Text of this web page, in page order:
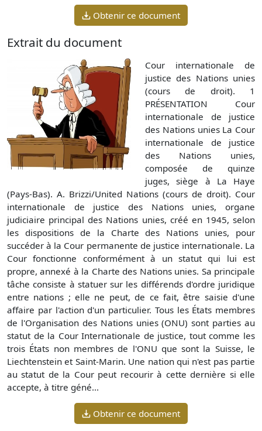
Obtenir ce document
Extrait du document
Cour internationale de
justice des Nations unies
(cours de droit). 1
PRÉSENTATION Cour
internationale de justice
des Nations unies La Cour
internationale de justice
des Nations unies,
composée de quinze
juges, siège à La Haye
(Pays-Bas). A. Brizzi/United Nations (cours de droit). Cour
internationale de justice des Nations unies, organe
judiciaire principal des Nations unies, créé en 1945, selon
les dispositions de la Charte des Nations unies, pour
succéder à la Cour permanente de justice internationale. La
Cour fonctionne conformément à un statut qui lui est
propre, annexé à la Charte des Nations unies. Sa principale
tâche consiste à statuer sur les différends d'ordre juridique
entre nations ; elle ne peut, de ce fait, être saisie d'une
affaire par l'action d'un particulier. Tous les États membres
de l'Organisation des Nations unies (ONU) sont parties au
statut de la Cour Internationale de justice, tout comme les
trois États non membres de l'ONU que sont la Suisse, le
Liechtenstein et Saint-Marin. Une nation qui n'est pas partie
au statut de la Cour peut recourir à cette dernière si elle
accepte, à titre géné...
Obtenir ce document